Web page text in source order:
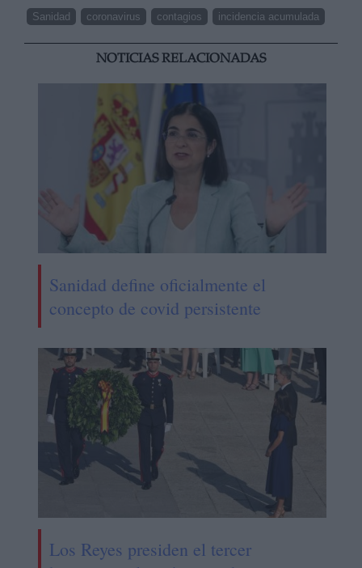
Sanidad coronavirus contagios incidencia acumulada
NOTICIAS RELACIONADAS
Sanidad define oficialmente el
concepto de covid persistente
Los Reyes presiden el tercer